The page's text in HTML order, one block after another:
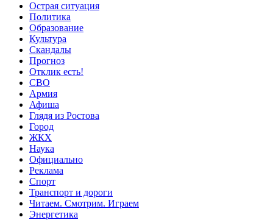
Острая ситуация
Политика
Образование
Культура
Скандалы
Прогноз
Отклик есть!
СВО
Армия
Афиша
Глядя из Ростова
Город
ЖКХ
Наука
Официально
Реклама
Спорт
Транспорт и дороги
Читаем. Смотрим. Играем
Энергетика